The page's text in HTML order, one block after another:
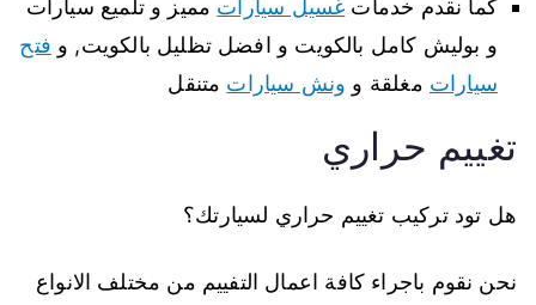
كما نقدم خدمات غسيل سيارات مميز و تلميع سيارات
و بوليش كامل بالكويت و افضل تظليل بالكويت, و فتح
سيارات مغلقة و ونش سيارات متنقل
تغييم حراري
هل تود تركيب تغييم حراري لسيارتك؟
نحن نقوم باجراء كافة اعمال التفييم من مختلف الانواع